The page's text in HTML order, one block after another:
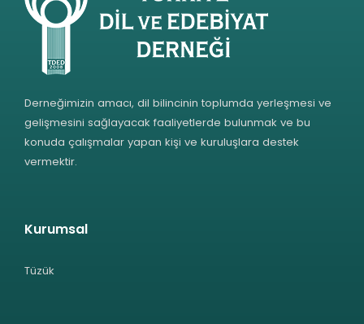
Derneğimizin amacı, dil bilincinin toplumda yerleşmesi ve
gelişmesini sağlayacak faaliyetlerde bulunmak ve bu
konuda çalışmalar yapan kişi ve kuruluşlara destek
vermektir.
Kurumsal
Tüzük